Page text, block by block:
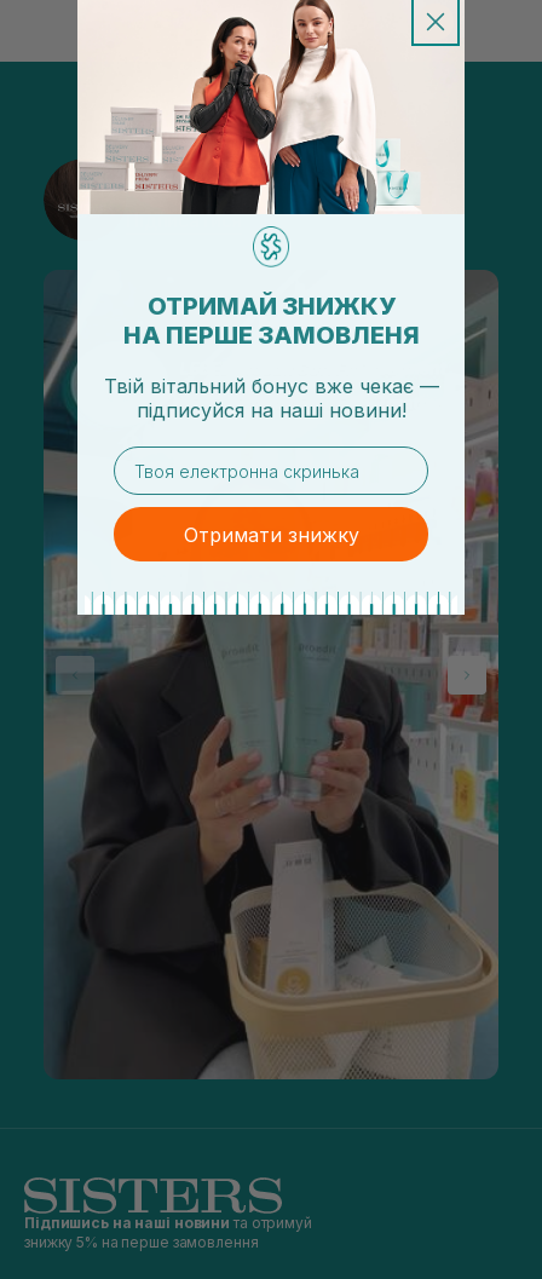
@sisters_stelmakh в Instagram
Підписатися
Підпишись на наші новини та отримуй
знижку 5% на перше замовлення
ОТРИМАЙ ЗНИЖКУ
НА ПЕРШЕ ЗАМОВЛЕНЯ
Твій вітальний бонус вже чекає —
підписуйся на наші новини!
email
Отримати знижку